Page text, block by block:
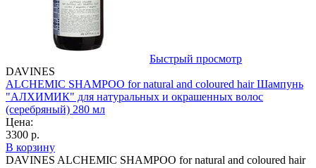
Быстрый просмотр
DAVINES
ALCHEMIC SHAMPOO for natural and coloured hair Шампунь
"АЛХИМИК" для натуральных и окрашенных волос
(серебряный) 280 мл
Цена:
3300 р.
В корзину
DAVINES ALCHEMIC SHAMPOO for natural and coloured hair